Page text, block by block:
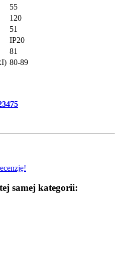
55
120
51
IP20
81
80-89
samej kategorii: